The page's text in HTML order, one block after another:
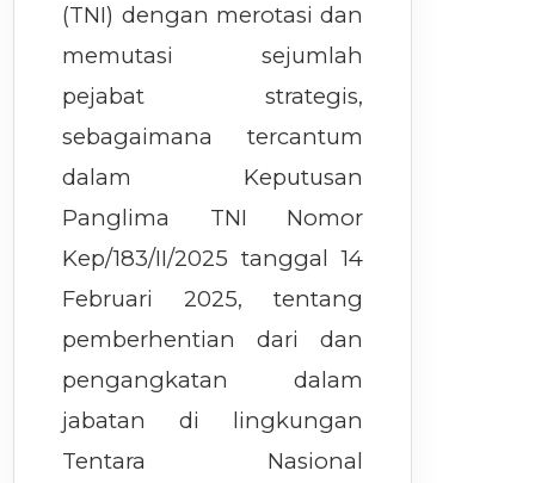
(TNI) dengan merotasi dan
memutasi sejumlah
pejabat strategis,
sebagaimana tercantum
dalam Keputusan
Panglima TNI Nomor
Kep/183/II/2025 tanggal 14
Februari 2025, tentang
pemberhentian dari dan
pengangkatan dalam
jabatan di lingkungan
Tentara Nasional